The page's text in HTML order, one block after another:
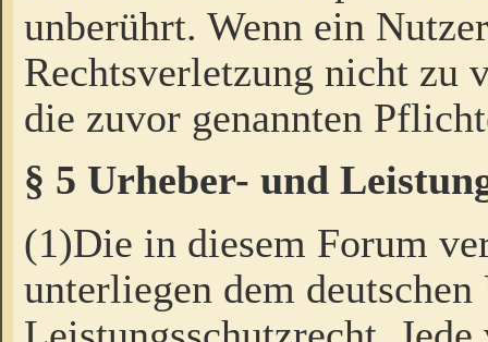
unberührt. Wenn ein
Rechtsverletzung nicht zu
die zuvor genannten
§ 5 Urheber- und
(1)Die in diesem Forum
unterliegen dem